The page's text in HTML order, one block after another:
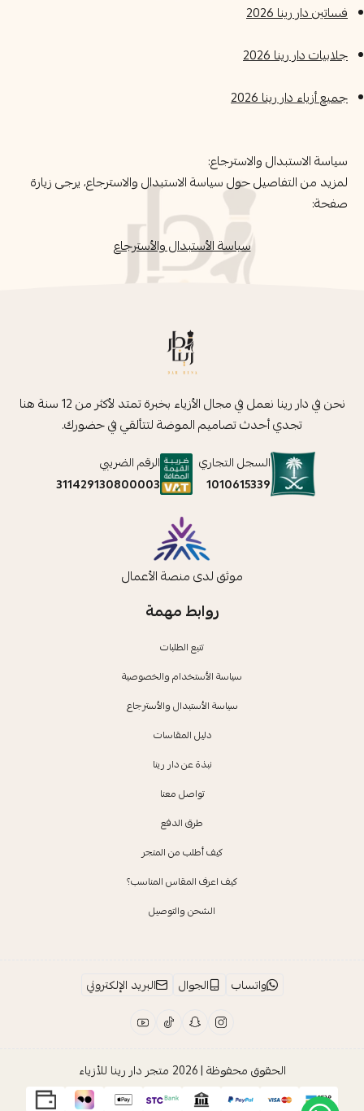
فساتين دار رينا 2026
جلابيات دار رينا 2026
جميع أزياء دار رينا 2026
سياسة الاستبدال والاسترجاع:
لمزيد من التفاصيل حول سياسة الاستبدال والاسترجاع، يرجى زيارة
صفحة:
سياسة الأستبدال والأسترجاع
روابط مهمة
تتبع الطلبات
سياسة الأستخدام والخصوصية
سياسة الأستبدال والأسترجاع
دليل المقاسات
نبذة عن دار رينا
تواصل معنا
طرق الدفع
كيف أطلب من المتجر
كيف اعرف المقاس المناسب؟
الشحن والتوصيل
نحن في دار رينا نعمل في مجال الأزياء بخبرة تمتد لأكثر من 12 سنة هنا
تجدي أحدث تصاميم الموضة لتتألقي في حضورك.
السجل التجاري
1010615339
الرقم الضريبي
311429130800003
موثق لدى منصة الأعمال
واتساب الجوال البريد الإلكتروني
الحقوق محفوظة | 2026 متجر دار رينا للأزياء